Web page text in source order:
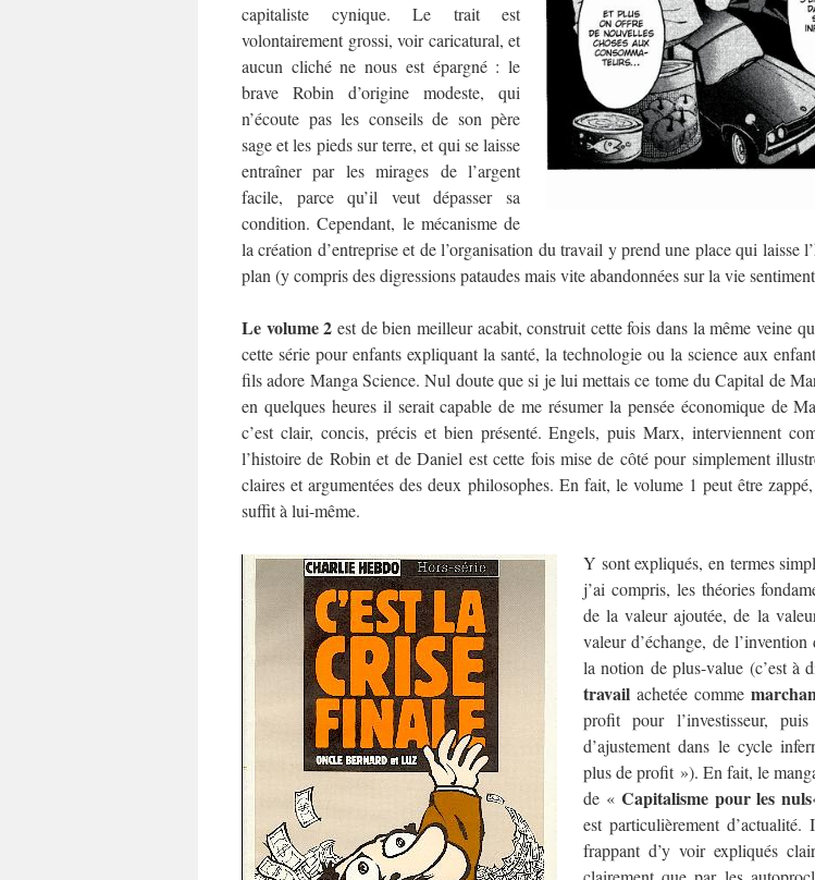
capitaliste cynique. Le trait est
volontairement grossi, voir caricatural, et
aucun cliché ne nous est épargné : le
brave Robin d’origine modeste, qui
n’écoute pas les conseils de son père
sage et les pieds sur terre, et qui se laisse
entraîner par les mirages de l’argent
facile, parce qu’il veut dépasser sa
condition. Cependant, le mécanisme de
la création d’entreprise et de l’organisation du travail y prend une place qui laisse
plan (y compris des digressions pataudes mais vite abandonnées sur la vie
Le volume 2 est de bien meilleur acabit, construit cette fois dans la même veine
cette série pour enfants expliquant la santé, la technologie ou la science aux
fils adore Manga Science. Nul doute que si je lui mettais ce tome du Capital de
en quelques heures il serait capable de me résumer la pensée économique de
c’est clair, concis, précis et bien présenté. Engels, puis Marx, interviennent
l’histoire de Robin et de Daniel est cette fois mise de côté pour simplement
claires et argumentées des deux philosophes. En fait, le volume 1 peut être
suffit à lui-même.
Y sont expliqués, en termes
j’ai compris, les théories
de la valeur ajoutée, de la
valeur d’échange, de
la notion de plus-value (c’est à
travail achetée comme
profit pour l’investisseur,
d’ajustement dans le cycle
plus de profit »). En fait, le
de «Capitalisme pour les nuls
est particulièrement
frappant d’y voir expliqués